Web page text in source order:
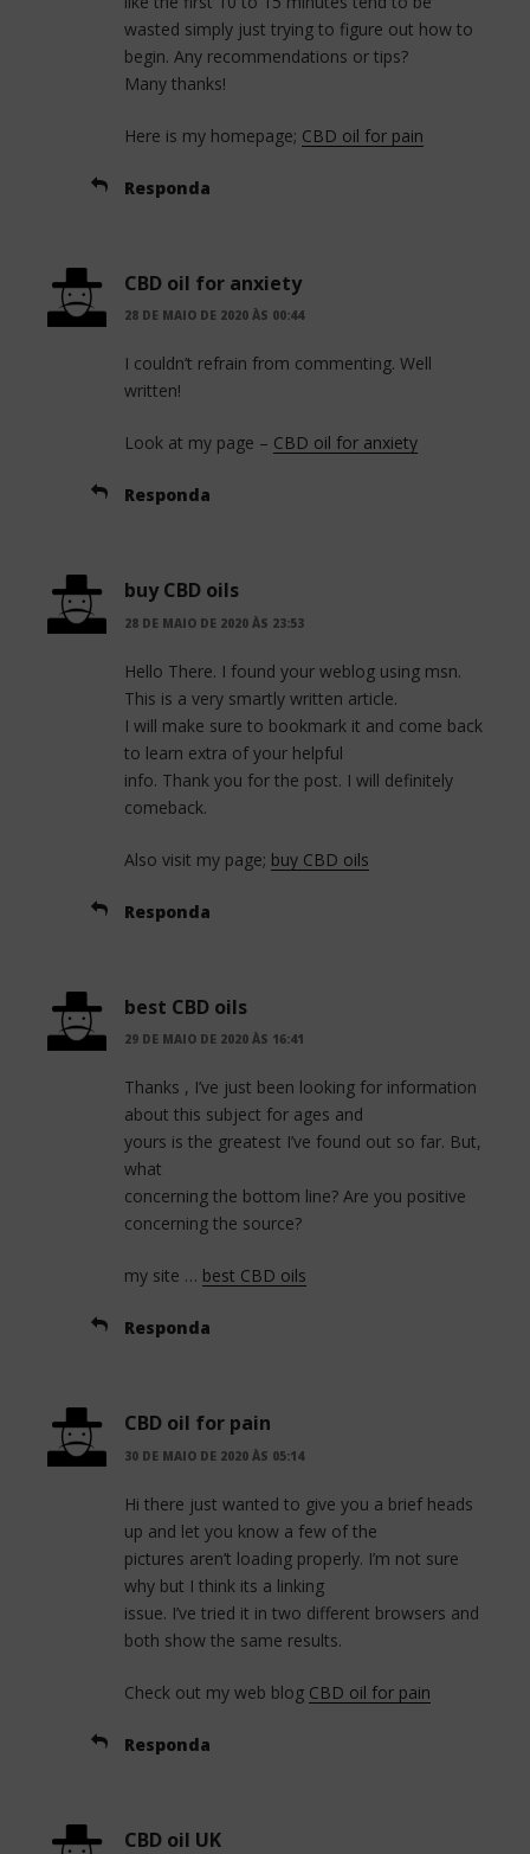
wasted simply just trying to figure out how to
begin. Any recommendations or tips?
Many thanks!
Here is my homepage; CBD oil for pain
Responda
CBD oil for anxiety
28 DE MAIO DE 2020 ÀS 00:44
I couldn’t refrain from commenting. Well
written!
Look at my page – CBD oil for anxiety
Responda
buy CBD oils
28 DE MAIO DE 2020 ÀS 23:53
Hello There. I found your weblog using msn.
This is a very smartly written article.
I will make sure to bookmark it and come back
to learn extra of your helpful
info. Thank you for the post. I will definitely
comeback.
Also visit my page; buy CBD oils
Responda
best CBD oils
29 DE MAIO DE 2020 ÀS 16:41
Thanks , I’ve just been looking for information
about this subject for ages and
yours is the greatest I’ve found out so far. But,
what
concerning the bottom line? Are you positive
concerning the source?
my site … best CBD oils
Responda
CBD oil for pain
30 DE MAIO DE 2020 ÀS 05:14
Hi there just wanted to give you a brief heads
up and let you know a few of the
pictures aren’t loading properly. I’m not sure
why but I think its a linking
issue. I’ve tried it in two different browsers and
both show the same results.
Check out my web blog CBD oil for pain
Responda
CBD oil UK